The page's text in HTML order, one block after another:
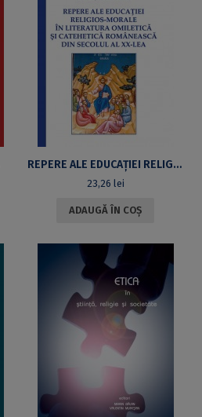
REPERE ALE EDUCAŢIEI RELIGIOS-MORALE ÎN LITERATURA OMILETICĂ ŞI CATEHETICĂ ROMÂNEASCĂ DIN SECOLUL AL XX-LEA
23,26 lei
ADAUGĂ ÎN COȘ